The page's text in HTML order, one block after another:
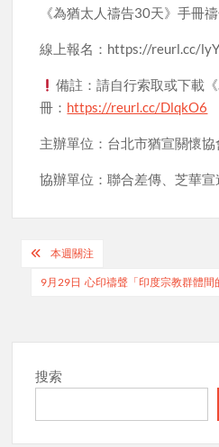
《為猶太人禱告30天》手冊
線上報名：https://reurl.cc/
備註：請自行索取或下載
冊： https://reurl.cc/DlqkO6
主辦單位：台北市猶宣關懷協
協辦單位：聯合差傳、芝華宣
Post
navigation
本週關注
9月29日 心印禱聲「印度宗教群體間
搜索